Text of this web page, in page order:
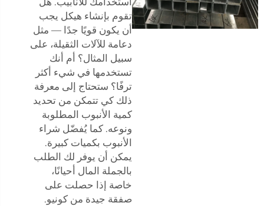
تقوم بإنشاء هيكل يجب
أن يكون قويًا جدًا — مثل
دعامة للآلات الثقيلة، على
سبيل المثال؟ أم أنك
تستخدمها في شيء أكثر
ترفًا؟ ستحتاج إلى معرفة
ذلك كي تتمكن من تحديد
كمية الأنبوب المطلوبة
ونوعه. كما يُفضّل شراء
الأنبوب بكميات كبيرة.
يمكن أن يوفر لك الطلب
بالجملة المال أحيانًا،
خاصة إذا حصلت على
صفقة جيدة من كونيو.